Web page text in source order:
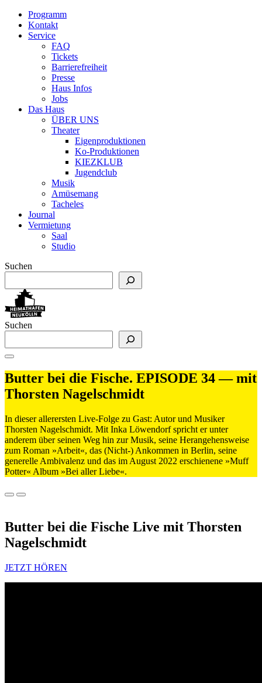
Programm
Kontakt
Service
FAQ
Tickets
Barrierefreiheit
Presse
Haus Infos
Jobs
Das Haus
ÜBER UNS
Theater
Eigenproduktionen
Ko-Produktionen
KIEZKLUB
Jugendclub
Musik
Amüsemang
Tacheles
Journal
Vermietung
Saal
Studio
Suchen
Suchen
Butter bei die Fische. EPISODE 34 — mit
Thorsten Nagelschmidt
In dieser allerersten Live-Folge zu Gast: Autor und Musiker
Thorsten Nagelschmidt. Mit Inka Löwendorf spricht er unter
anderem über seinen Weg hin zur Musik, seine Herangehensweise
zum Roman »Arbeit«, das (Nicht-) Ankommen in Berlin, seine
generelle Ambivalenz und das im August 2022 erschienene »Muff
Potter« Album »Bei aller Liebe«.
Butter bei die Fische Live mit Thorsten
Nagelschmidt
JETZT HÖREN